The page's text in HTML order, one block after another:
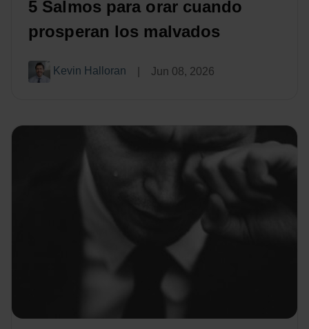
5 Salmos para orar cuando
prosperan los malvados
Kevin Halloran Jun 08, 2026